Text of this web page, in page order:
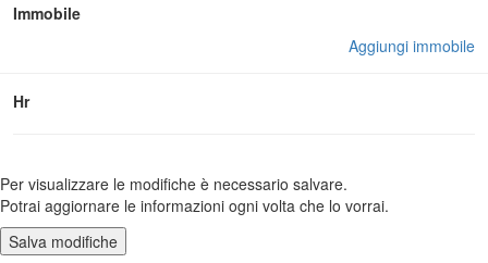
Immobile
Aggiungi immobile
Hr
Per visualizzare le modifiche è necessario salvare.
Potrai aggiornare le informazioni ogni volta che lo vorrai.